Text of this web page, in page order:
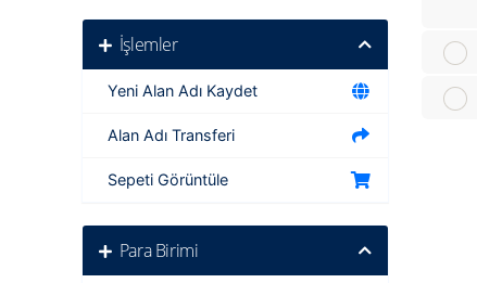
İşlemler
Yeni Alan Adı Kaydet
Alan Adı Transferi
Sepeti Görüntüle
Para Birimi